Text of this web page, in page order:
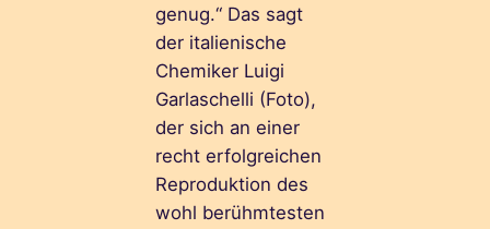
genug.“ Das sagt
der italienische
Chemiker Luigi
Garlaschelli (Foto),
der sich an einer
recht erfolgreichen
Reproduktion des
wohl berühmtesten